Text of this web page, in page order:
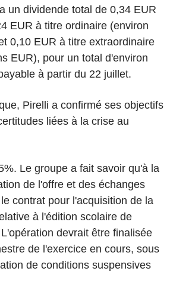
un dividende total de 0,34 EUR
EUR à titre ordinaire (environ
0,10 EUR à titre extraordinaire
EUR), pour un total d'environ
à partir du 22 juillet.
Pirelli a confirmé ses objectifs
liées à la crise au
Le groupe a fait savoir qu'à la
de l'offre et des échanges
contrat pour l'acquisition de la
à l'édition scolaire de
devrait être finalisée
de l'exercice en cours, sous
de conditions suspensives